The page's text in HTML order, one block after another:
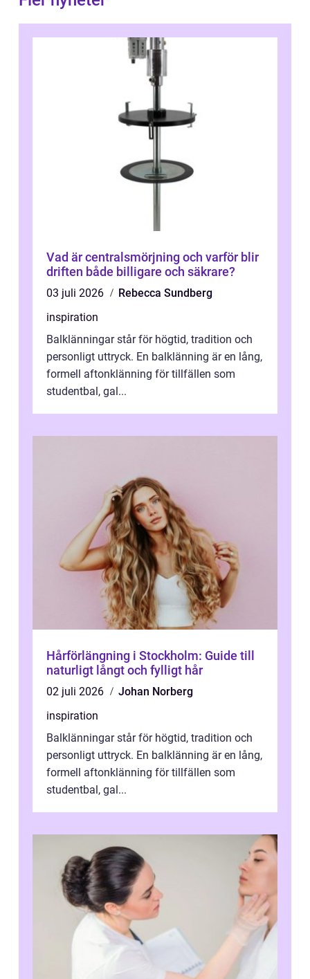
Vad är centralsmörjning och varför blir
driften både billigare och säkrare?
03 juli 2026
Rebecca Sundberg
inspiration
Balklänningar står för högtid, tradition och
personligt uttryck. En balklänning är en lång,
formell aftonklänning för tillfällen som
studentbal, gal...
Hårförlängning i Stockholm: Guide till
naturligt långt och fylligt hår
02 juli 2026
Johan Norberg
inspiration
Balklänningar står för högtid, tradition och
personligt uttryck. En balklänning är en lång,
formell aftonklänning för tillfällen som
studentbal, gal...